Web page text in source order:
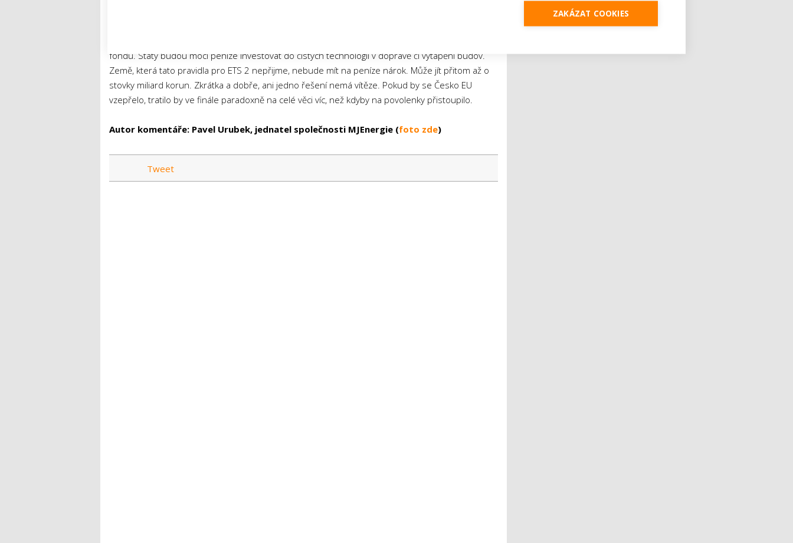
fondu. Státy budou moci peníze investovat do čistých technologií v dopravě či vytápění budov.
Země, která tato pravidla pro ETS 2 nepřijme, nebude mít na peníze nárok. Může jít přitom až o
stovky miliard korun. Zkrátka a dobře, ani jedno řešení nemá vítěze. Pokud by se Česko EU
vzepřelo, tratilo by ve finále paradoxně na celé věci víc, než kdyby na povolenky přistoupilo.
Autor komentáře: Pavel Urubek, jednatel společnosti MJEnergie (foto zde)
Tweet
ZAKÁZAT COOKIES